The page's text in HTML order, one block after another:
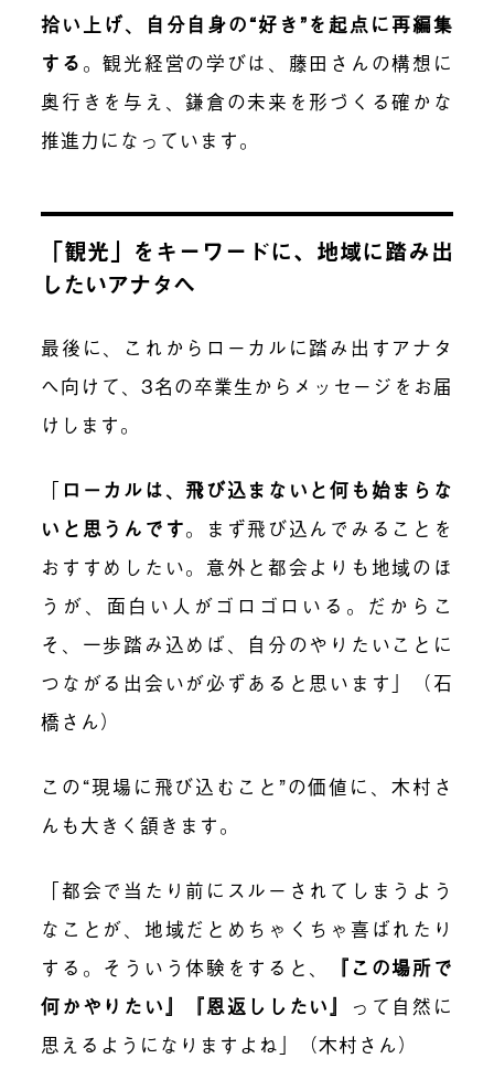
拾い上げ、自分自身の“好き”を起点に再編集
する 。観光経営の学びは、藤田さんの構想に
奥行きを与え、鎌倉の未来を形づくる確かな
推進力になっています。
「観光」をキーワードに、地域に踏み出
したいアナタへ
最後に、これからローカルに踏み出すアナタ
へ向けて、3名の卒業生からメッセージをお届
けします。
「 ローカルは、飛び込まないと何も始まらな
いと思うんです。
まず飛び込んでみることを
おすすめしたい。意外と都会よりも地域のほ
うが、面白い人がゴロゴロいる。だからこ
そ、一歩踏み込めば、自分のやりたいことに
つながる出会いが必ずあると思います」（石
橋さん）
この“現場に飛び込むこと”の価値に、木村さ
んも大きく頷きます。
「都会で当たり前にスルーされてしまうよう
なことが、地域だとめちゃくちゃ喜ばれたり
する。そういう体験をすると、
『 この場所で
何かやりたい』『恩返ししたい 』
って自然に
思えるようになりますよね」（木村さん）